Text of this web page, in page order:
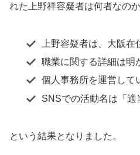
れた上野祥容疑者は何者なの
上野容疑者は、大阪在
職業に関する詳細は明
個人事務所を運営して
SNSでの活動名は「適
という結果となりました。